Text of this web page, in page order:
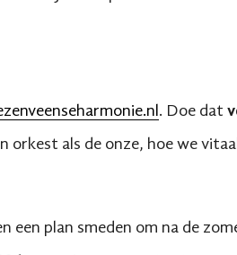
. Doe dat
orkest als de onze, hoe we
een plan smeden om na de